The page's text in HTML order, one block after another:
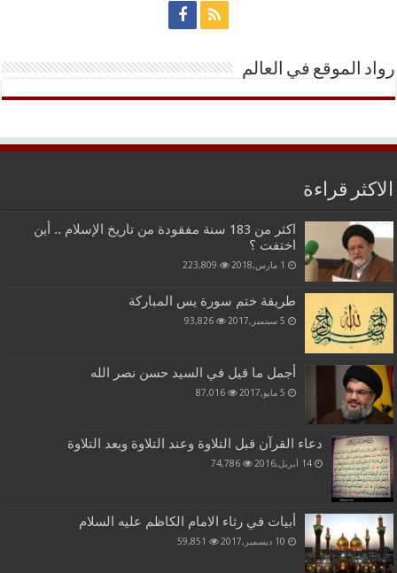
رواد الموقع في العالم
الاكثر قراءة
اكثر من 183 سنة مفقودة من تاريخ الإسلام .. أين
اختفت ؟
1 مارس,2018 223,809
طريقة ختم سورة يس المباركة
5 سبتمبر,2017 93,826
أجمل ما قيل في السيد حسن نصر الله
5 مايو,2017 87,016
دعاء القرآن قبل التلاوة وعند التلاوة وبعد التلاوة
14 أبريل,2016 74,786
أبيات في رثاء الامام الكاظم عليه السلام
10 ديسمبر,2017 59,851